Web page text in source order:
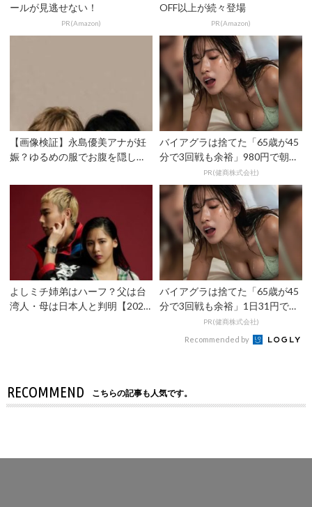
ールが見逃せない！
PR(Amazon)
OFF以上が続々登場
PR(Amazon)
【画像検証】永島優美アナが妊
娠？ゆるめの服でお腹を隠して
バイアグラは捨てた「65歳が45
分で3回戦も余裕」980円で朝ま
で絶好調！PR(健商株式会社)
よしミチ姉弟はハーフ？父は台
湾人・母は日本人と判明【2026
バイアグラは捨てた「65歳が45
分で3回戦も余裕」1日31円で朝
まで絶好調！PR(健商株式会社)
Recommended by
RECOMMEND こちらの記事も人気です。